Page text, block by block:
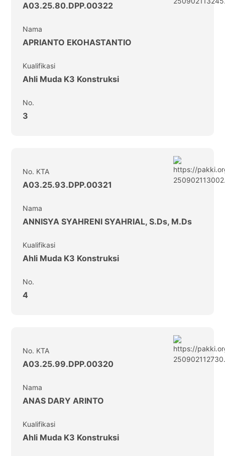
A03.25.80.DPP.00322
Nama
APRIANTO EKOHASTANTIO
Kualifikasi
Ahli Muda K3 Konstruksi
No.
3
No. KTA
A03.25.93.DPP.00321
Nama
ANNISYA SYAHRENI SYAHRIAL, S.Ds, M.Ds
Kualifikasi
Ahli Muda K3 Konstruksi
No.
4
No. KTA
A03.25.99.DPP.00320
Nama
ANAS DARY ARINTO
Kualifikasi
Ahli Muda K3 Konstruksi